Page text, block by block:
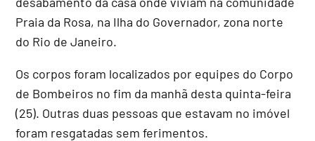
Praia da Rosa, na Ilha do Governador, zona norte
do Rio de Janeiro.
Os corpos foram localizados por equipes do Corpo
de Bombeiros no fim da manhã desta quinta-feira
(25). Outras duas pessoas que estavam no imóvel
foram resgatadas sem ferimentos.